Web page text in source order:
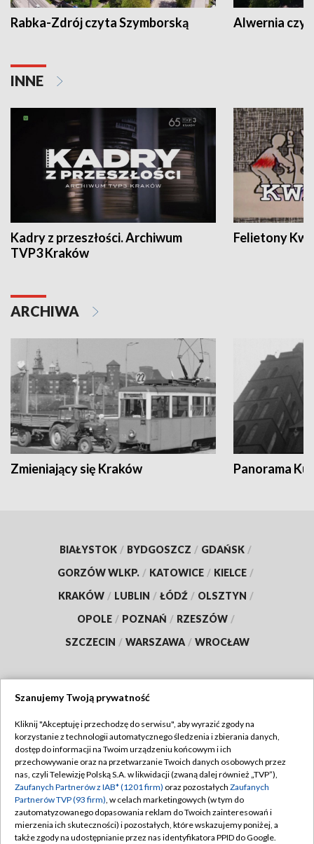
Rabka-Zdrój czyta Szymborską Alwernia
INNE
Kadry z przeszłości. Archiwum
TVP3 Kraków
Felietony
ARCHIWA
Zmieniający się Kraków Panorama
BIAŁYSTOK / BYDGOSZCZ / GDAŃSK /
GORZÓW WLKP. / KATOWICE / KIELCE /
KRAKÓW / LUBLIN / ŁÓDŹ / OLSZTYN /
OPOLE / POZNAŃ / RZESZÓW /
SZCZECIN / WARSZAWA / WROCŁAW
TVP
Abonament TVP
Emisja w TVP
Centrum informacji TVP
Naziemna Telewizja Cyfrowa
Regulamin TVP
Polityka prywatności
Moje zgody
Pomoc
Szanujemy Twoją prywatność
Kliknij "Akceptuję i przechodzę do serwisu", aby wyrazić zgody na
korzystanie z technologii automatycznego śledzenia i zbierania danych,
dostęp do informacji na Twoim urządzeniu końcowym i ich
przechowywanie oraz na przetwarzanie Twoich danych osobowych przez
nas, czyli Telewizję Polską S.A. w likwidacji (zwaną dalej również „TVP”),
Zaufanych Partnerów z IAB* (1201 firm) oraz pozostałych Zaufanych
Partnerów TVP (93 firm), w celach marketingowych (w tym do
zautomatyzowanego dopasowania reklam do Twoich zainteresowań i
mierzenia ich skuteczności) i pozostałych, które wskazujemy poniżej, a
także zgody na udostępnianie przez nas identyfikatora PPID do Google.